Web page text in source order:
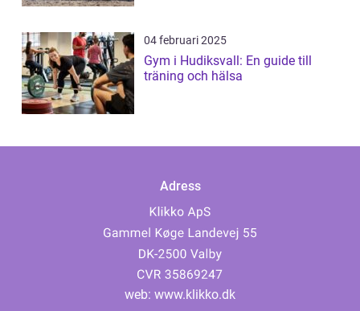
04 februari 2025
Gym i Hudiksvall: En guide till
träning och hälsa
Adress
web: www.klikko.dk